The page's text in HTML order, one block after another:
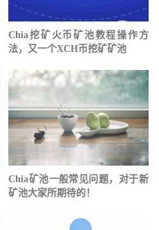
Chia挖矿⽕币矿池教程操作方
法，又一个XCH币挖矿矿池
Chia矿池一般常见问题，对于新
矿池大家所期待的！